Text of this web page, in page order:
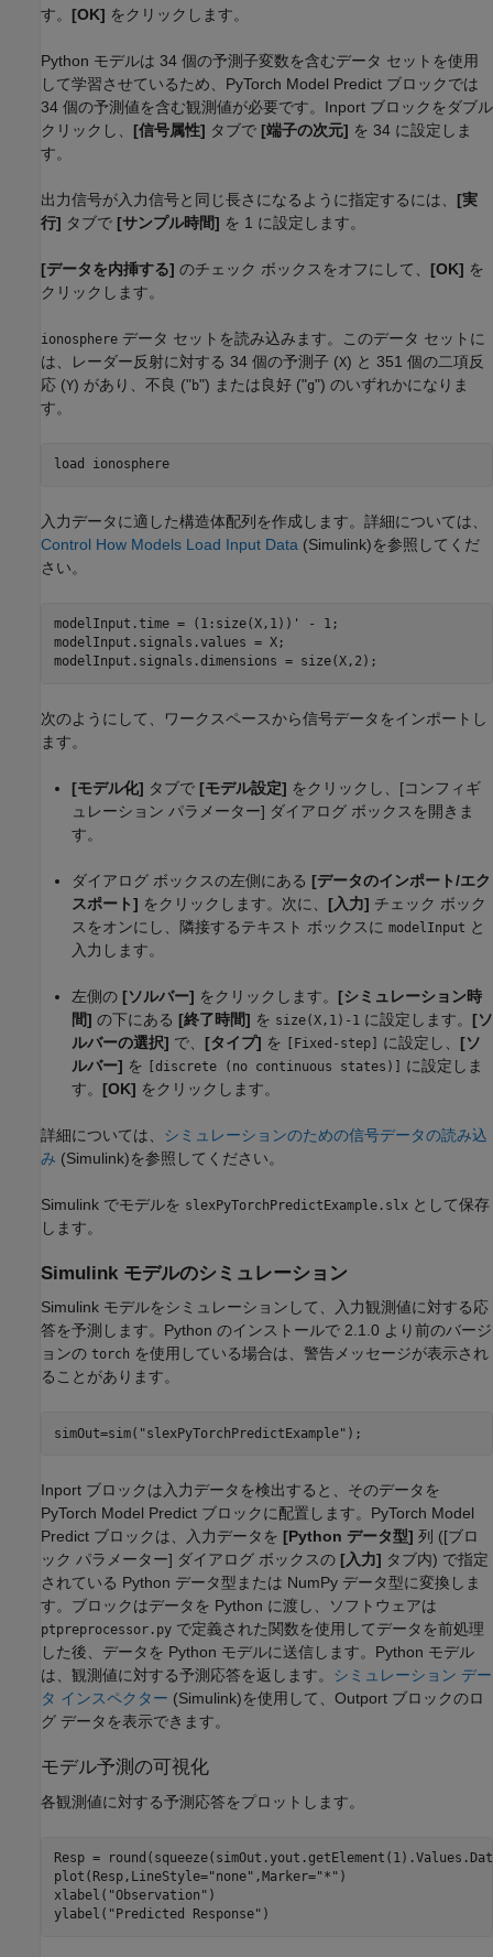
す。 [OK] をクリックします。
Python モデルは 34 個の予測子変数を含むデータ セットを使用
して学習させているため、PyTorch Model Predict ブロックでは
34 個の予測値を含む観測値が必要です。Inport ブロックをダブル
クリックし、 [信号属性] タブで [端子の次元] を 34 に設定しま
す。
出力信号が入力信号と同じ長さになるように指定するには、 [実
行] タブで [サンプル時間] を 1 に設定します。
[データを内挿する] のチェック ボックスをオフにして、 [OK] を
クリックします。
ionosphere データ セットを読み込みます。このデータ セットに
は、レーダー反射に対する 34 個の予測子 (X) と 351 個の二項反
応 (Y) があり、不良 ("b") または良好 ("g") のいずれかになりま
す。
load ionosphere
入力データに適した構造体配列を作成します。詳細については、
Control How Models Load Input Data (Simulink)を参照してくだ
さい。
modelInput.time = (1:size(X,1))' - 1;
modelInput.signals.values = X;
modelInput.signals.dimensions = size(X,2);
次のようにして、ワークスペースから信号データをインポートし
ます。
[モデル化] タブで [モデル設定] をクリックし、[コンフィギ
ュレーション パラメーター] ダイアログ ボックスを開きま
す。
ダイアログ ボックスの左側にある [データのインポート/エク
スポート] をクリックします。次に、 [入力] チェック ボック
スをオンにし、隣接するテキスト ボックスに modelInput と
入力します。
左側の [ソルバー] をクリックします。 [シミュレーション時
間] の下にある [終了時間] を size(X,1)-1 に設定します。 [ソ
ルバーの選択] で、 [タイプ] を [Fixed-step] に設定し、 [ソ
ルバー] を [discrete (no continuous states)]
に設定しま
す。 [OK] をクリックします。
詳細については、
シミュレーションのための信号データの読み込
み (Simulink)を参照してください。
Simulink でモデルを slexPyTorchPredictExample.slx として保存
します。
Simulink モデルのシミュレーション
Simulink モデルをシミュレーションして、入力観測値に対する応
答を予測します。Python のインストールで 2.1.0 より前のバージ
ョンの torch を使用している場合は、警告メッセージが表示され
ることがあります。
simOut=sim( "slexPyTorchPredictExample" );
Inport ブロックは入力データを検出すると、そのデータを
PyTorch Model Predict ブロックに配置します。PyTorch Model
Predict ブロックは、入力データを [Python データ型] 列 ([ブロ
ック パラメーター] ダイアログ ボックスの [入力] タブ内) で指定
されている Python データ型または NumPy データ型に変換しま
す。ブロックはデータを Python に渡し、ソフトウェアは
ptpreprocessor.py で定義された関数を使用してデータを前処理
した後、データを Python モデルに送信します。Python モデル
は、観測値に対する予測応答を返します。
シミュレーション デー
タ インスペクター (Simulink)を使用して、Outport ブロックのロ
グ データを表示できます。
モデル予測の可視化
各観測値に対する予測応答をプロットします。
Resp =
plot(Resp,LineStyle="none" ,Marker="*" )
xlabel( "Observation" )
ylabel( "Predicted Response" )